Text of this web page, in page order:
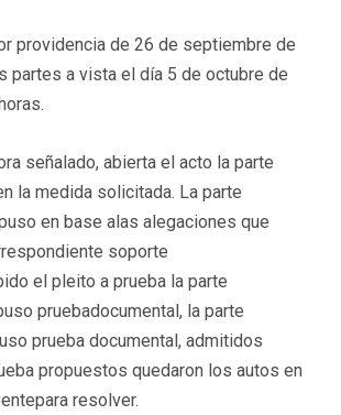
providencia de 26 de septiembre de
partes a vista el día 5 de octubre de
señalado, abierta el acto la parte
la medida solicitada. La parte
en base alas alegaciones que
soporte
el pleito a prueba la parte
pruebadocumental, la parte
prueba documental, admitidos
propuestos quedaron los autos en
resolver.